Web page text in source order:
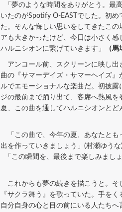
「夢のような時間をありがとう。最
いたのがSpotify O-EASTでした。初
た。そんな悔しい思いをしてきたこ
アも大きかったけど、今日は小さく
ハルニシオンに繋げていきます」
（馬
アンコール前、スクリーンに映し出
曲の『サマーデイズ・サマーヘイズ
ルでエモーショナルな楽曲だ。初披
ジの最前まで踊り出て、客席へ熱風
夏、この曲を通してハルニシオンとど
「この曲で、今年の夏、あなたとも
出を作っていきましょう」(村瀬ゆうな)
「この瞬間を、最後まで楽しみまし
これからも夢の続きを描こうと。そ
『サクラ舞う』を歌っていた。手を
自分自身の心と目の前にいる人たち